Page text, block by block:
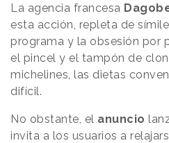
La agencia francesa
esta acción, repleta de
programa y la obsesión por
el pincel y el tampón de
michelines, las dietas
difícil.
No obstante, el anuncio
invita a los usuarios a